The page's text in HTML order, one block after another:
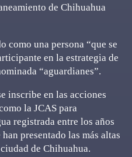
de Chihuahua
como una persona “que se
en la estrategia de
“aguardianes”.
inscribe en las acciones
la JCAS para
registrada entre los años
presentado las más altas
de Chihuahua.